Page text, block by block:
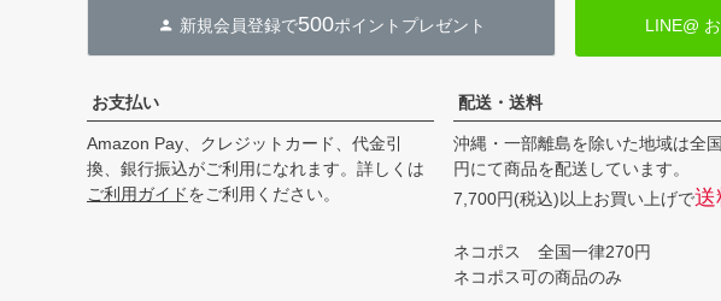
新規会員登録で500ポイントプレゼント LINE@
お支払い
Amazon Pay、クレジットカード、代金引
換、銀行振込がご利用になれます。詳しくは
ご利用ガイドをご利用ください。
配送・送料
沖縄・一部離島を除いた地域は全
円にて商品を配送しています。
7,700円(税込)以上お買い上げで送
ネコポス 全国一律270円
ネコポス可の商品のみ